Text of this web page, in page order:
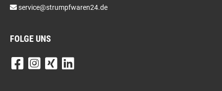
service@strumpfwaren24.de
FOLGE UNS